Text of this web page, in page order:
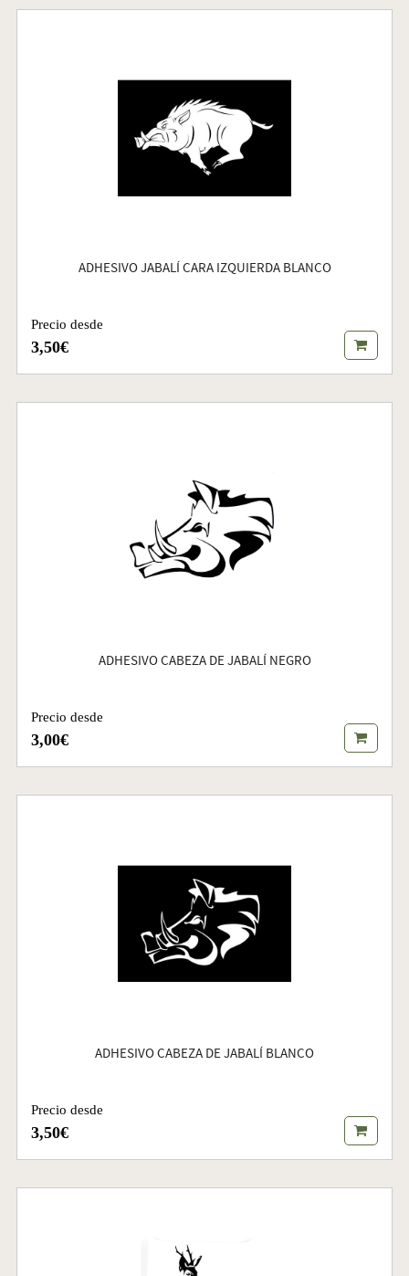
ADHESIVO JABALÍ CARA IZQUIERDA BLANCO
Precio desde
3,50€
ADHESIVO CABEZA DE JABALÍ NEGRO
Precio desde
3,00€
ADHESIVO CABEZA DE JABALÍ BLANCO
Precio desde
3,50€